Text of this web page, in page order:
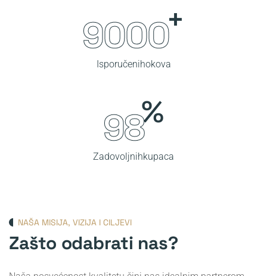
9000+
Isporučenihokova
100%
Zadovoljnihkupaca
NAŠA MISIJA, VIZIJA I CILJEVI
Zašto odabrati nas?